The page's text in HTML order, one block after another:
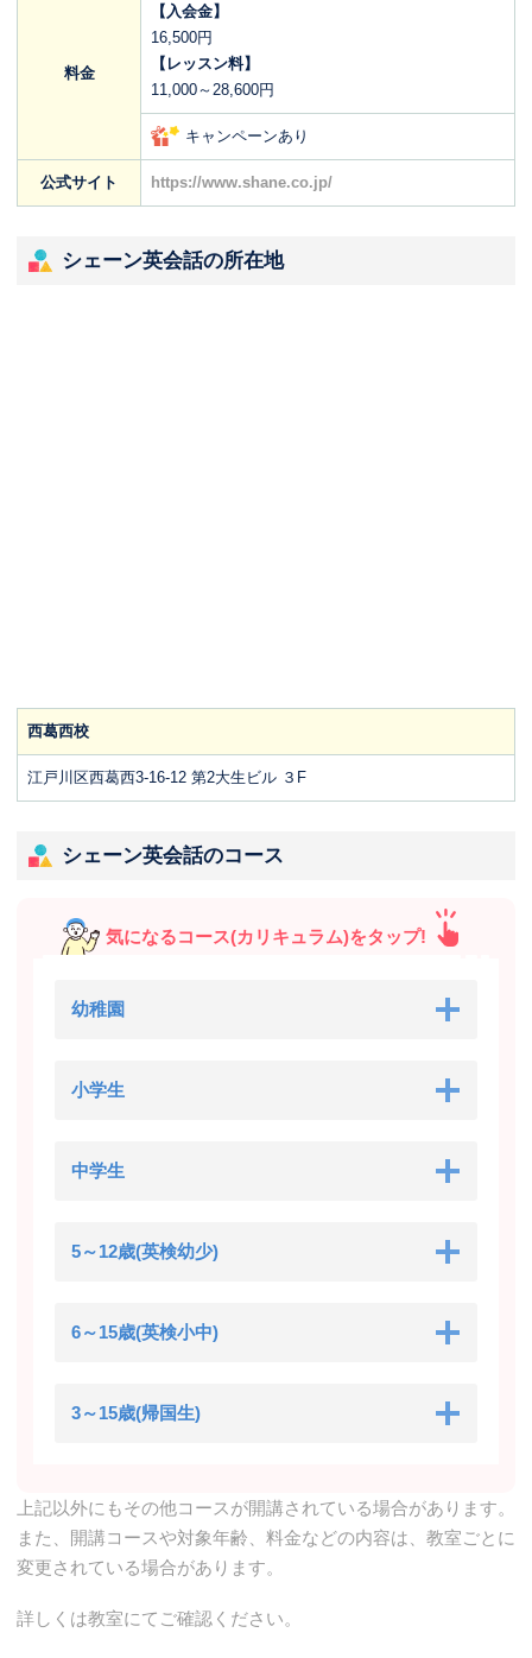
料金
【入会金】
16,500円
【レッスン料】
11,000～28,600円
キャンペーンあり
公式サイト https://www.shane.co.jp/
シェーン英会話の所在地
西葛西校
江戸川区西葛西3-16-12 第2大生ビル ３F
シェーン英会話のコース
気になるコース(カリキュラム)をタップ!
幼稚園
小学生
中学生
5～12歳(英検幼少)
6～15歳(英検小中)
3～15歳(帰国生)
上記以外にもその他コースが開講されている場合があります。
また、開講コースや対象年齢、料金などの内容は、教室ごとに
変更されている場合があります。
詳しくは教室にてご確認ください。